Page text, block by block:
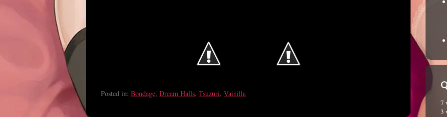
Posted in: Bondage, Dream Halls, Tsuzuri, Vainilla
7
3